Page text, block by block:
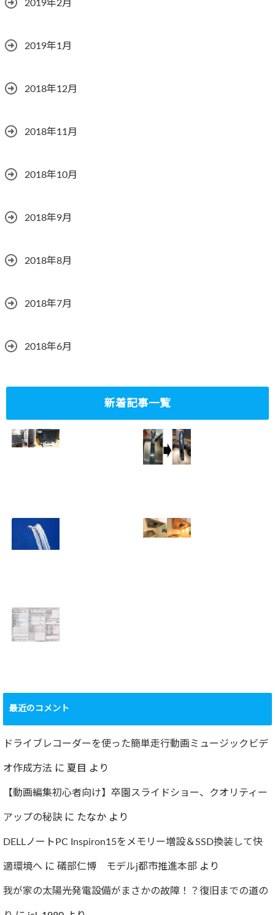
2019年2月
2019年1月
2018年12月
2018年11月
2018年10月
2018年9月
2018年8月
2018年7月
2018年6月
新着記事一覧
ド対応
2023.10.14
チレス水栓にDIY
で交換
撮影方法のレクチ
ャー
2022.12.24
要再検査となって
しまった…
2022.07.30
最近のコメント
ドライブレコーダーを使った簡単走行動画ミュージックビデ
オ作成方法 に 夏目 より
【動画編集初心者向け】卒園スライドショー、クオリティー
アップの秘訣に たなか より
DELLノートPC Inspiron15をメモリー増設＆SSD換装して快
適環境へ に 礒部仁博 モデルj都市推進本部 より
我が家の太陽光発電設備がまさかの故障！？復旧までの道の